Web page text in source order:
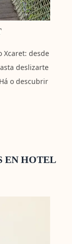
Xcaret: desde
deslizarte
o descubrir
EN HOTEL